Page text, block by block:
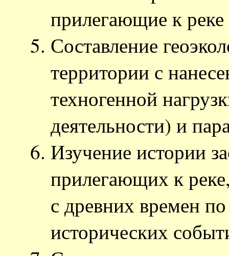
прилегающие к
Составление
территории с
техногенной
деятельности) и
Изучение истории
прилегающих к
с древних времен
исторических